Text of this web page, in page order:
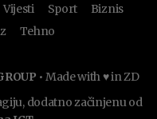
Vijesti Sport
Biznis
Tehno
• Made with ♥ in ZD
dodatno začinjenu od